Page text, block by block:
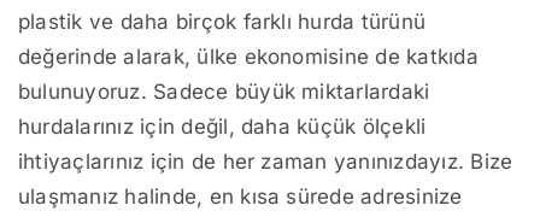
plastik ve daha birçok farklı hurda türünü
değerinde alarak, ülke ekonomisine de katkıda
bulunuyoruz. Sadece büyük miktarlardaki
hurdalarınız için değil, daha küçük ölçekli
ihtiyaçlarınız için de her zaman yanınızdayız. Bize
ulaşmanız halinde, en kısa sürede adresinize